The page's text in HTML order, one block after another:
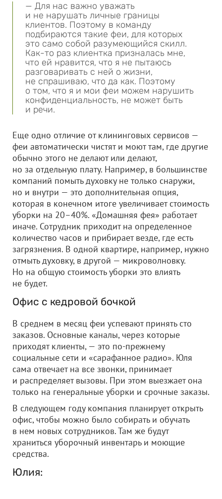
— Для нас важно уважать
и не нарушать личные границы
клиентов. Поэтому в команду
подбираются такие феи, для которых
это само собой разумеющийся скилл.
Как-то раз клиентка призналась мне,
что ей нравится, что я не пытаюсь
разговаривать с ней о жизни,
не спрашиваю, что да как. Поэтому
о том, что я и мои феи можем нарушить
конфиденциальность, не может быть
и речи.
Еще одно отличие от клининговых сервисов —
феи автоматически чистят и моют там, где другие
обычно этого не делают или делают,
но за отдельную плату. Например, в большинстве
компаний помыть духовку не только снаружи,
но и внутри — это дополнительная опция,
которая в конечном итоге увеличивает стоимость
уборки на 20–40%. «Домашняя фея» работает
иначе. Сотрудник приходит на определенное
количество часов и прибирает везде, где есть
загрязнения. В одной квартире, например, нужно
отмыть духовку, в другой — микроволновку.
Но на общую стоимость уборки это влиять
не будет.
Офис с кедровой бочкой
В среднем в месяц феи успевают принять сто
заказов. Основные каналы, через которые
приходят клиенты, — это по-прежнему
социальные сети и «сарафанное радио». Юля
сама отвечает на все звонки, принимает
и распределяет вызовы. При этом выезжает она
только на генеральные уборки и срочные заказы.
В следующем году компания планирует открыть
офис, чтобы можно было собирать и обучать
в нем новых сотрудников. Там же будут
храниться уборочный инвентарь и моющие
средства.
Юлия: